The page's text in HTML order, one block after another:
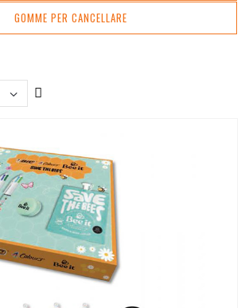
GOMME PER CANCELLARE